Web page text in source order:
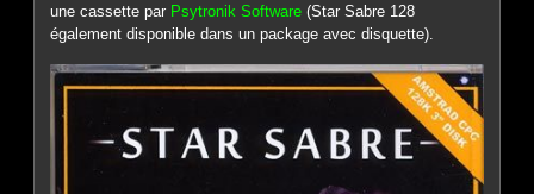
une cassette par Psytronik Software (Star Sabre 128
également disponible dans un package avec disquette).